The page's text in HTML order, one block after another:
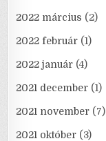
2022 március (2)
2022 február (1)
2022 január (4)
2021 december (1)
2021 november (7)
2021 október (3)